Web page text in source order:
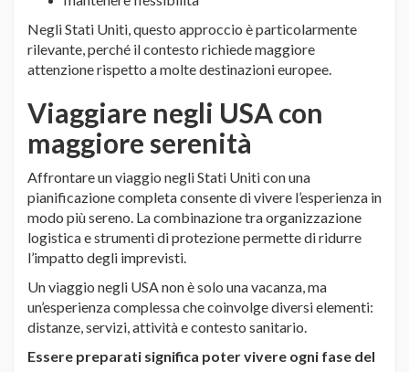
Negli Stati Uniti, questo approccio è particolarmente
rilevante, perché il contesto richiede maggiore
attenzione rispetto a molte destinazioni europee.
Viaggiare negli USA con
maggiore serenità
Affrontare un viaggio negli Stati Uniti con una
pianificazione completa consente di vivere l’esperienza in
modo più sereno. La combinazione tra organizzazione
logistica e strumenti di protezione permette di ridurre
l’impatto degli imprevisti.
Un viaggio negli USA non è solo una vacanza, ma
un’esperienza complessa che coinvolge diversi elementi:
distanze, servizi, attività e contesto sanitario.
Essere preparati significa poter vivere ogni fase del